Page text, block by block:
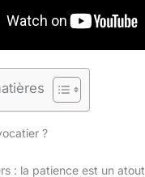
?
: la patience est un atout